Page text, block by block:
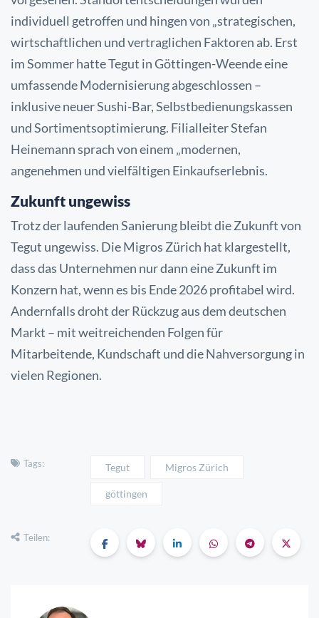
individuell getroffen und hingen von „strategischen,
wirtschaftlichen und vertraglichen Faktoren ab. Erst
im Sommer hatte Tegut in Göttingen-Weende eine
umfassende Modernisierung abgeschlossen –
inklusive neuer Sushi-Bar, Selbstbedienungskassen
und Sortimentsoptimierung. Filialleiter Stefan
Heinemann sprach von einem „modernen,
angenehmen und vielfältigen Einkaufserlebnis.
Zukunft ungewiss
Trotz der laufenden Sanierung bleibt die Zukunft von
Tegut ungewiss. Die Migros Zürich hat klargestellt,
dass das Unternehmen nur dann eine Zukunft im
Konzern hat, wenn es bis Ende 2026 profitabel wird.
Andernfalls droht der Rückzug aus dem deutschen
Markt – mit weitreichenden Folgen für
Mitarbeitende, Kundschaft und die Nahversorgung in
vielen Regionen.
Tags: Tegut Migros Zürich
göttingen
Teilen: